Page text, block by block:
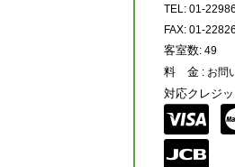
TEL: 01-
FAX: 01-
客室数: 49
料 金 : お問
対応クレジ